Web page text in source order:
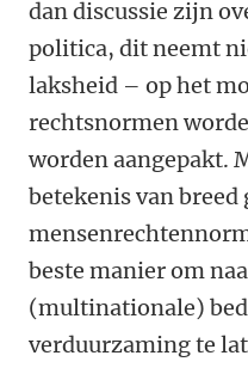
dan discussie zijn
politica, dit neemt
laksheid – op het
rechtsnormen
worden aangepakt.
betekenis van
beste manier om
(multinationale)
verduurzaming te